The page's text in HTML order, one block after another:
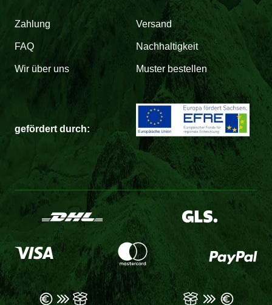
Zahlung Versand
FAQ Nachhaltigkeit
Wir über uns Muster bestellen
gefördert durch: